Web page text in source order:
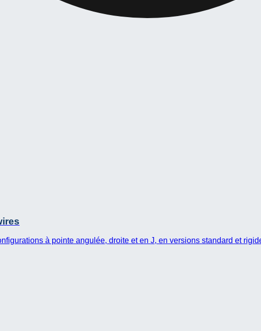
à pointe angulée, droite et en J, en versions standard et